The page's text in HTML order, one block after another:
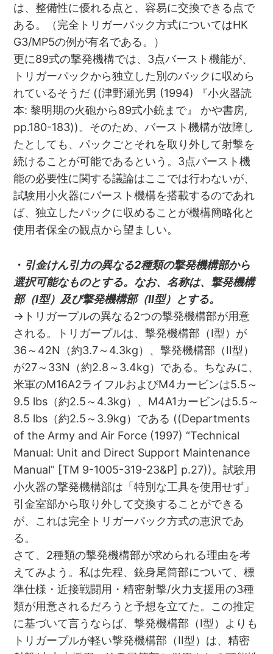
は、整備性に優れる点と、容易に交換できる点で
ある。（完全トリガーパック方式についてはHK
G3/MP5の例が有名である。）
更に89式の撃発機構では、3点バースト機能が、
トリガーパックから独立した別のパックに収めら
れているそうだ ((津野瀬光男 (1994) 『小火器読
本: 黎明期の火砲から89式小銃まで』 かや書房,
pp.180-183))。そのため、バースト機構が故障し
たとしても、パックごとそれを取り外して射撃を
続けることが可能であるという。3点バースト機
能の必要性に関する議論はここでは行わないが、
試験用小火器にバースト機構を搭載するのであれ
ば、独立したパックに収めることが機構簡略化と
使用者保全の観点から望ましい。
・ 引金けん引力の異なる2種類の撃発機構部から
選択可能なものとする。なお、名称は、撃発機構
部（I型）及び撃発機構部（II型）とする。
→トリガープルの異なる2つの撃発機構部が用意
される。トリガープルは、撃発機構部（I型）が
36～42N（約3.7～4.3kg）、撃発機構部（II型）
が27～33N（約2.8～3.4kg）である。ちなみに、
米軍のM16A2ライフルおよびM4カービンは5.5～
9.5 lbs（約2.5～4.3kg）、M4A1カービンは5.5～
8.5 lbs（約2.5～3.9kg）である ((Departments
of the Army and Air Force (1997) “Technical
Manual: Unit and Direct Support Maintenance
Manual” [TM 9-1005-319-23&P] p.27))。試験用
小火器の撃発機構部は「特別な工具を使用せず」
引金室部から取り外して交換することができる
が、これは完全トリガーパック方式の恵沢であ
る。
さて、2種類の撃発機構部が求められる理由を考
えてみよう。私は先程、銃身尾筒部について、標
準仕様・近接戦闘用・精密射撃/火力支援用の3種
類が用意されるだろうと予想を立てた。この推定
に基づいて言うならば、撃発機構部（I型）よりも
トリガープルが軽い撃発機構部（II型）は、精密